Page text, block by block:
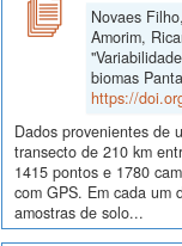
Novaes
Amorim,
biomas
https://
Dados provenientes de
transecto de 210 km
1415 pontos e 1780
com GPS. Em cada um
amostras de solo...